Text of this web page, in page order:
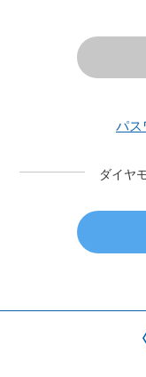
パス
ダイヤ